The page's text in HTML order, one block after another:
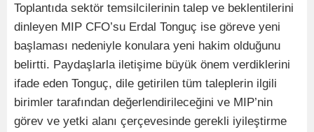
Toplantıda sektör temsilcilerinin talep ve beklentilerini
dinleyen MIP CFO’su Erdal Tonguç ise göreve yeni
başlaması nedeniyle konulara yeni hakim olduğunu
belirtti. Paydaşlarla iletişime büyük önem verdiklerini
ifade eden Tonguç, dile getirilen tüm taleplerin ilgili
birimler tarafından değerlendirileceğini ve MIP’nin
görev ve yetki alanı çerçevesinde gerekli iyileştirme